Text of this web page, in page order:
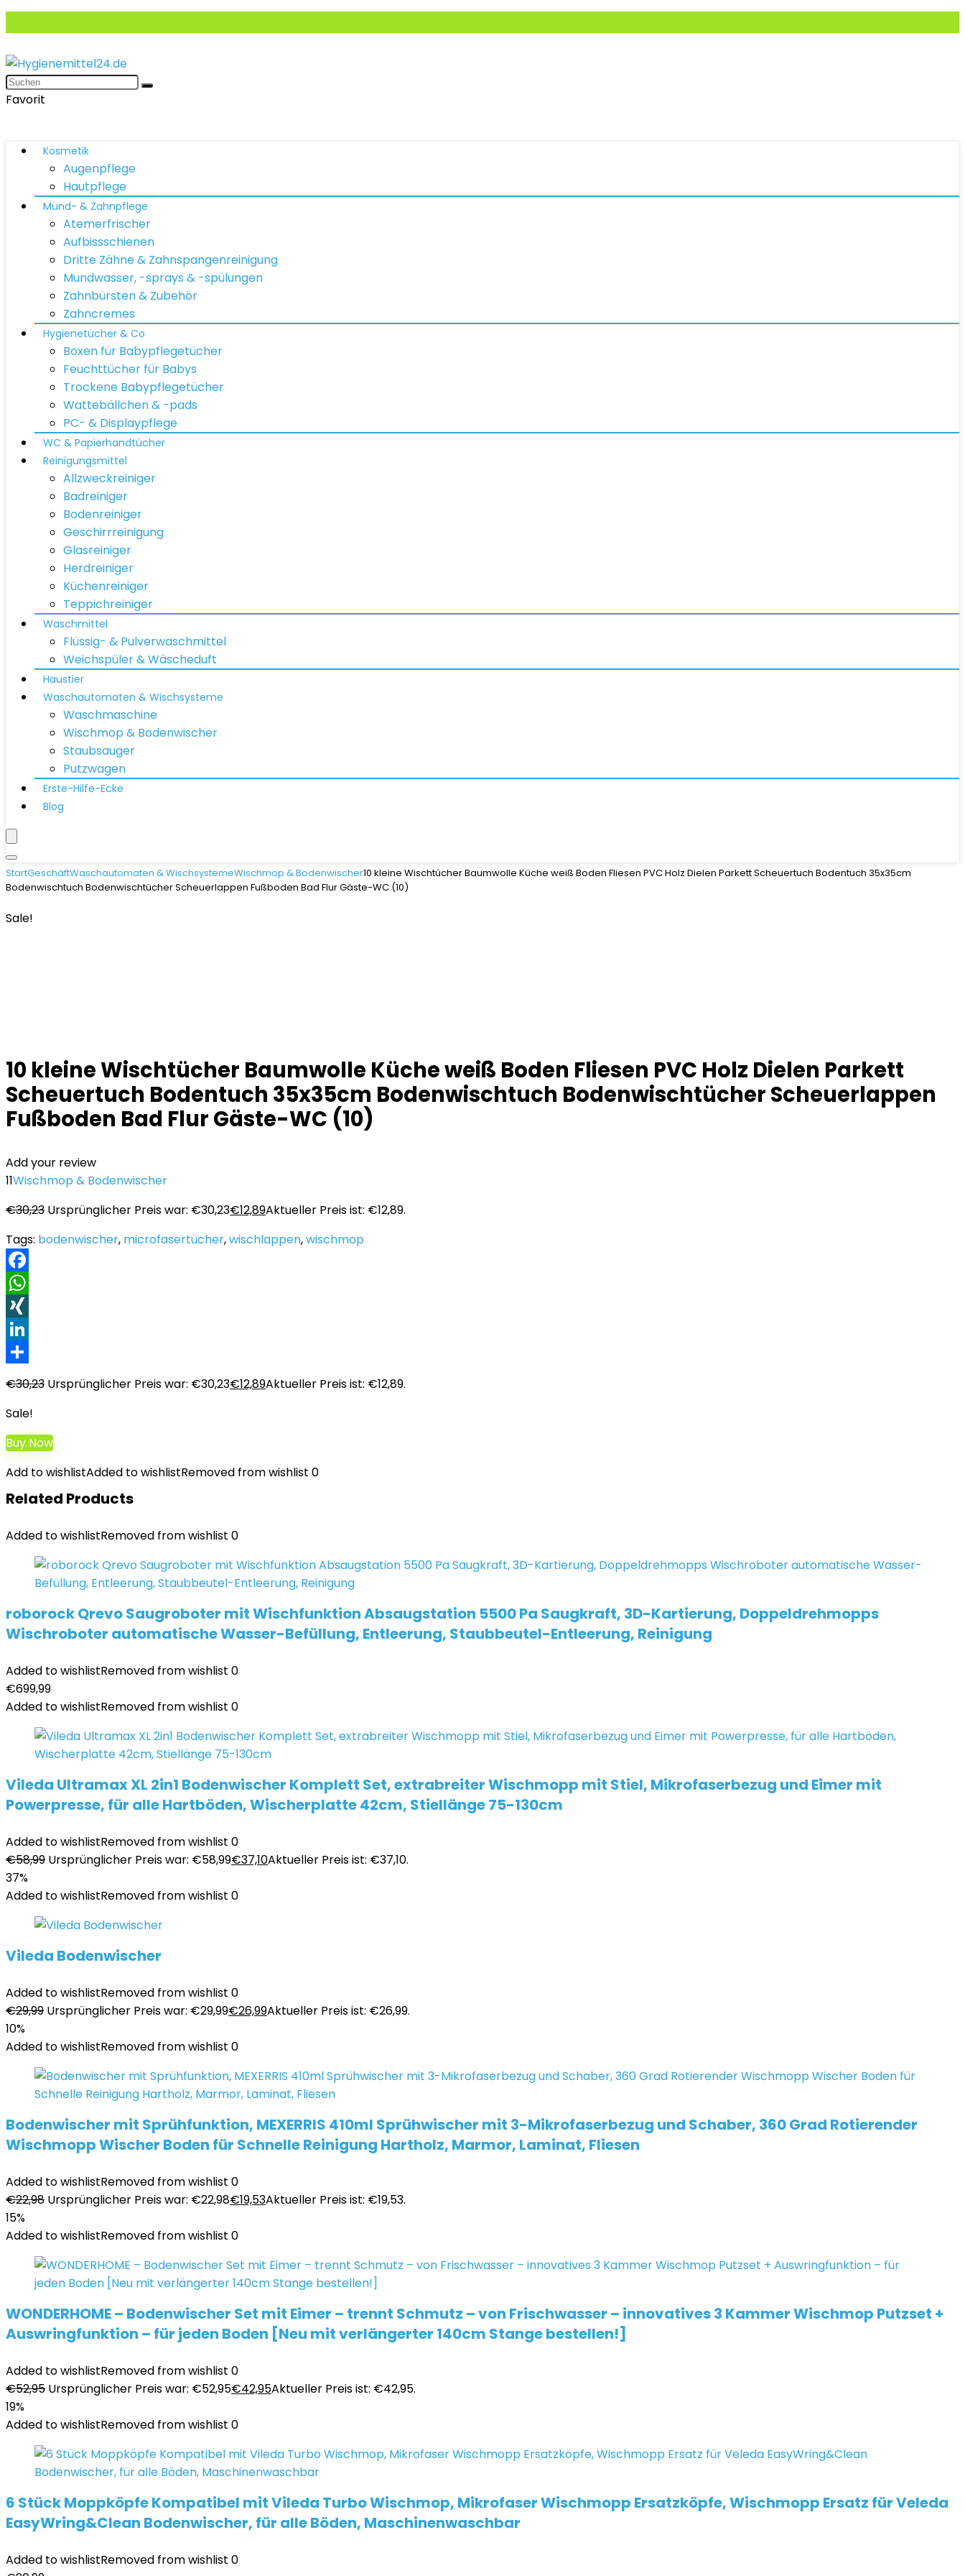
Favorit
Kosmetik
Augenpflege
Hautpflege
Mund- & Zahnpflege
Atemerfrischer
Aufbissschienen
Dritte Zähne & Zahnspangenreinigung
Mundwasser, -sprays & -spülungen
Zahnbürsten & Zubehör
Zahncremes
Hygienetücher & Co
Boxen für Babypflegetücher
Feuchttücher für Babys
Trockene Babypflegetücher
Wattebällchen & -pads
PC- & Displaypflege
WC & Papierhandtücher
Reinigungsmittel
Allzweckreiniger
Badreiniger
Bodenreiniger
Geschirrreinigung
Glasreiniger
Herdreiniger
Küchenreiniger
Teppichreiniger
Waschmittel
Flüssig- & Pulverwaschmittel
Weichspüler & Wäscheduft
Haustier
Waschautomaten & Wischsysteme
Waschmaschine
Wischmop & Bodenwischer
Staubsauger
Putzwagen
Erste-Hilfe-Ecke
Blog
StartGeschäftWaschautomaten & WischsystemeWischmop & Bodenwischer10 kleine Wischtücher Baumwolle Küche weiß Boden Fliesen PVC Holz Dielen Parkett Scheuertuch Bodentuch 35x35cm
Bodenwischtuch Bodenwischtücher Scheuerlappen Fußboden Bad Flur Gäste-WC (10)
Sale!
10 kleine Wischtücher Baumwolle Küche weiß Boden Fliesen PVC Holz Dielen Parkett
Scheuertuch Bodentuch 35x35cm Bodenwischtuch Bodenwischtücher Scheuerlappen
Fußboden Bad Flur Gäste-WC (10)
Add your review
11Wischmop & Bodenwischer
€30,23 Ursprünglicher Preis war: €30,23€12,89Aktueller Preis ist: €12,89.
Tags: bodenwischer, microfasertücher,wischlappen,wischmop
Facebook
WhatsApp
XING
LinkedIn
€30,23 Ursprünglicher Preis war: €30,23€12,89Aktueller Preis ist: €12,89.
Sale!
Buy Now
Add to wishlistAdded to wishlistRemoved from wishlist 0
Related Products
Added to wishlistRemoved from wishlist 0
roborock Qrevo Saugroboter mit Wischfunktion Absaugstation 5500 Pa Saugkraft, 3D-Kartierung, Doppeldrehmopps
Wischroboter automatische Wasser-Befüllung, Entleerung, Staubbeutel-Entleerung, Reinigung
Added to wishlistRemoved from wishlist 0
€699,99
Added to wishlistRemoved from wishlist 0
Vileda Ultramax XL 2in1 Bodenwischer Komplett Set, extrabreiter Wischmopp mit Stiel, Mikrofaserbezug und Eimer mit
Powerpresse, für alle Hartböden, Wischerplatte 42cm, Stiellänge 75-130cm
Added to wishlistRemoved from wishlist 0
€58,99 Ursprünglicher Preis war: €58,99€37,10Aktueller Preis ist: €37,10.
37%
Added to wishlistRemoved from wishlist 0
Vileda Bodenwischer
Added to wishlistRemoved from wishlist 0
€29,99 Ursprünglicher Preis war: €29,99€26,99Aktueller Preis ist: €26,99.
10%
Added to wishlistRemoved from wishlist 0
Bodenwischer mit Sprühfunktion, MEXERRIS 410ml Sprühwischer mit 3-Mikrofaserbezug und Schaber, 360 Grad Rotierender
Wischmopp Wischer Boden für Schnelle Reinigung Hartholz, Marmor, Laminat, Fliesen
Added to wishlistRemoved from wishlist 0
€22,98 Ursprünglicher Preis war: €22,98€19,53Aktueller Preis ist: €19,53.
15%
Added to wishlistRemoved from wishlist 0
WONDERHOME – Bodenwischer Set mit Eimer – trennt Schmutz – von Frischwasser – innovatives 3 Kammer Wischmop Putzset +
Auswringfunktion – für jeden Boden [Neu mit verlängerter 140cm Stange bestellen!]
Added to wishlistRemoved from wishlist 0
€52,95 Ursprünglicher Preis war: €52,95€42,95Aktueller Preis ist: €42,95.
19%
Added to wishlistRemoved from wishlist 0
6 Stück Moppköpfe Kompatibel mit Vileda Turbo Wischmop, Mikrofaser Wischmopp Ersatzköpfe, Wischmopp Ersatz für Veleda
EasyWring&Clean Bodenwischer, für alle Böden, Maschinenwaschbar
Added to wishlistRemoved from wishlist 0